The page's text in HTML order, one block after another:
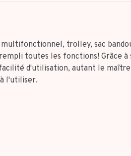
trolley, sac
toutes les fonctions! Grâce à
d'utilisation, autant le maître
l'utiliser.